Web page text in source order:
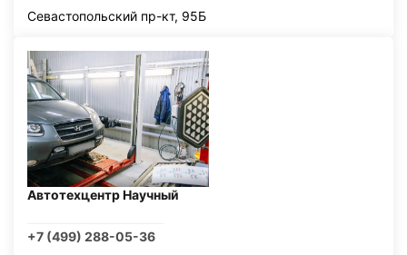
Севастопольский пр-кт, 95Б
Автотехцентр Научный
+7 (499) 288-05-36